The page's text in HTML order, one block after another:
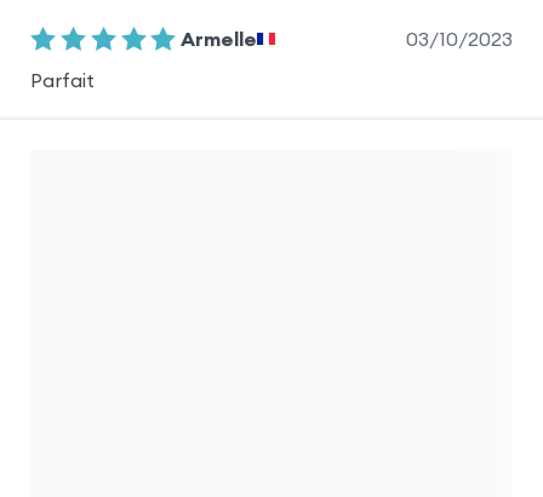
Armelle
03/10/2023
Parfait